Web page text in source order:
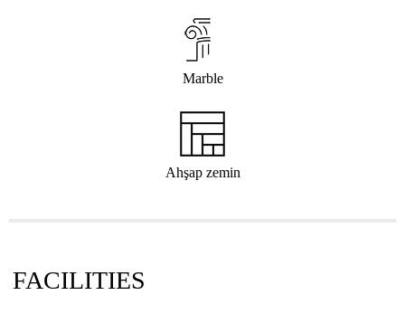
Marble
Ahşap zemin
FACILITIES